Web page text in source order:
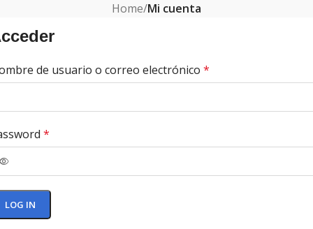
Home/Mi cuenta
de usuario o correo electrónico *
*
LOG IN